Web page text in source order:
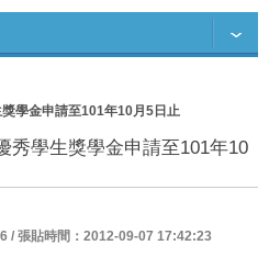
學金申請至101年10月5日止
秀學生獎學金申請至101年10
/ 張貼時間：2012-09-07 17:42:23